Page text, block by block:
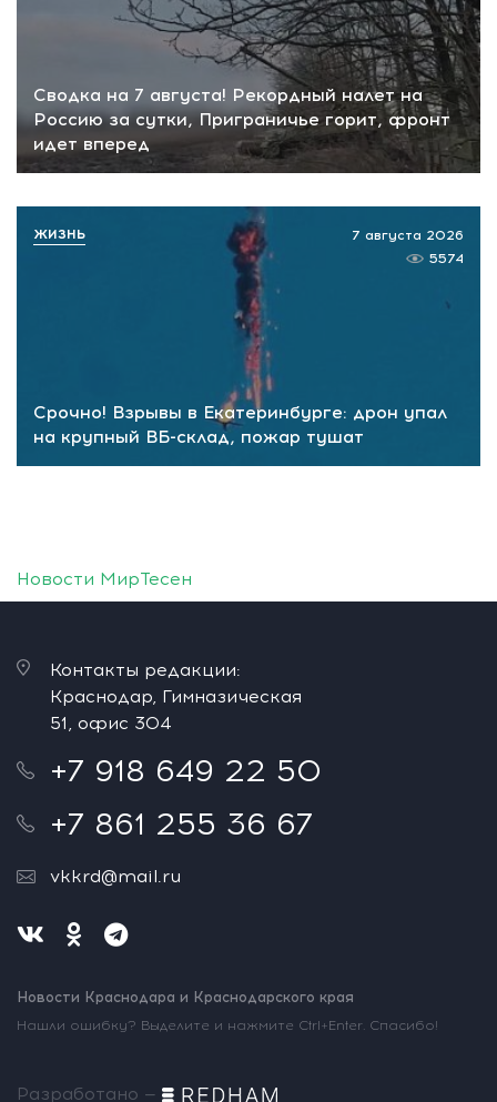
Сводка на 7 августа! Рекордный налет на
Россию за сутки, Приграничье горит, фронт
идет вперед
Срочно! Взрывы в Екатеринбурге: дрон упал
на крупный ВБ-склад, пожар тушат
7 августа 2026
5574
ЖИЗНЬ
Новости МирТесен
Контакты редакции:
Краснодар, Гимназическая
51, офис 304
+7 918 649 22 50
+7 861 255 36 67
vkkrd@mail.ru
Новости Краснодара и Краснодарского края
Нашли ошибку? Выделите и нажмите Ctrl+Enter. Спасибо!
Разработано —